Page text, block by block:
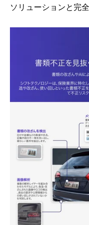
ソリューションと完